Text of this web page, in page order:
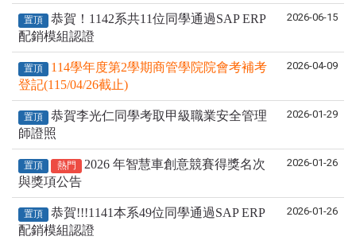
置頂
恭賀！1142系共11位同學通過SAP ERP
配銷模組認證
2026-06-15
置頂
114學年度第2學期商管學院院會考補考
登記(115/04/26截止)
2026-04-09
置頂
恭賀李光仁同學考取甲級職業安全管理
師證照
2026-01-29
置頂 熱門
2026 年智慧車創意競賽得獎名次
與獎項公告
2026-01-26
置頂
恭賀!!!1141本系49位同學通過SAP ERP
配銷模組認證
2026-01-26